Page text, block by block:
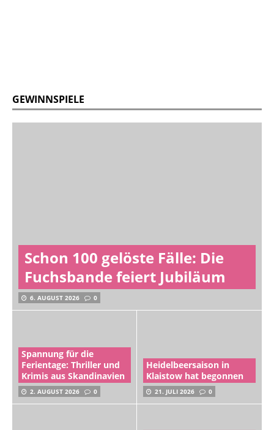
GEWINNSPIELE
Schon 100 gelöste Fälle: Die
Fuchsbande feiert Jubiläum
6. AUGUST 2026 0
Spannung für die
Ferientage: Thriller und
Krimis aus Skandinavien
2. AUGUST 2026 0
Heidelbeersaison in
Klaistow hat begonnen
21. JULI 2026 0